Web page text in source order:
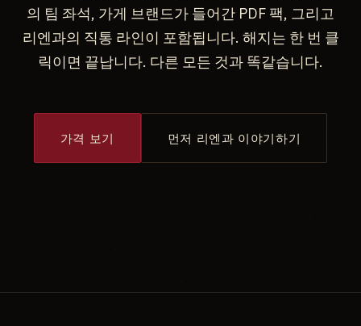
의 팀 좌석, 가게 브랜드가 들어간 PDF 팩, 그리고
리엔과의 직통 라인이 포함됩니다. 해지는 한 번 클
릭이면 끝납니다. 다른 모든 것과 똑같습니다.
가격 보기 먼저 리엔과 이야기하기